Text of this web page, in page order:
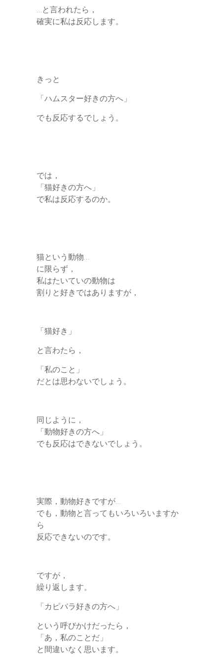
…と言われたら，
確実に私は反応します。
きっと
「ハムスター好きの方へ」
でも反応するでしょう。
では，
「猫好きの方へ」
で私は反応するのか。
猫という動物…
に限らず，
私はたいていの動物は
割りと好きではありますが，
「猫好き」
と言わたら，
「私のこと」
だとは思わないでしょう。
同じように，
「動物好きの方へ」
でも反応はできないでしょう。
実際，動物好きですが…
でも，動物と言ってもいろいろいますか
ら
反応できないのです。
ですが，
繰り返します。
「カピバラ好きの方へ」
という呼びかけだったら，
「あ，私のことだ」
と間違いなく思います。